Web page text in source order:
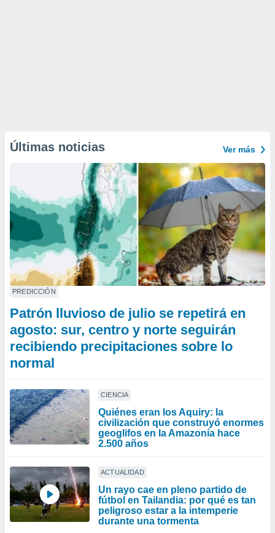
Últimas noticias Ver más
PREDICCIÓN
Patrón lluvioso de julio se repetirá en
agosto: sur, centro y norte seguirán
recibiendo precipitaciones sobre lo
normal
CIENCIA
Quiénes eran los Aquiry: la
civilización que construyó enormes
geoglifos en la Amazonía hace
2.500 años
ACTUALIDAD
Un rayo cae en pleno partido de
fútbol en Tailandia: por qué es tan
peligroso estar a la intemperie
durante una tormenta